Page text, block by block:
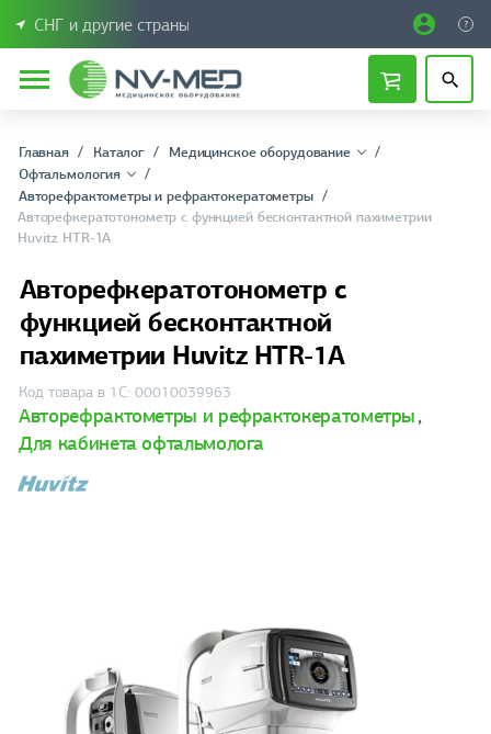
СНГ и другие страны
Главная Каталог
Медицинское оборудование
Офтальмология
Авторефрактометры и рефрактокератометры
Авторефкератотонометр с функцией бесконтактной пахиметрии
Huvitz HTR-1A
Авторефкератотонометр с
функцией бесконтактной
пахиметрии Huvitz HTR-1A
Код товара в 1С: 00010039963
Авторефрактометры и рефрактокератометры,
Для кабинета офтальмолога